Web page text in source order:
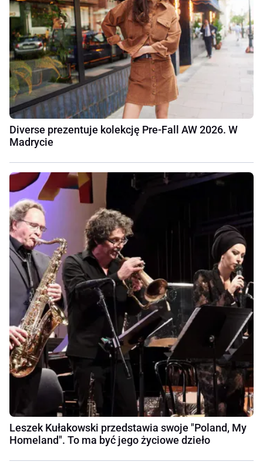
Diverse prezentuje kolekcję Pre-Fall AW 2026. W
Madrycie
Leszek Kułakowski przedstawia swoje "Poland, My
Homeland". To ma być jego życiowe dzieło